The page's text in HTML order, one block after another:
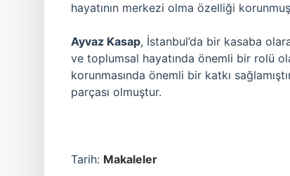
hayatının merkezi olma özelliği
Ayvaz Kasap, İstanbul’da bir kasaba
ve toplumsal hayatında önemli bir rolü
korunmasında önemli bir katkı
parçası olmuştur.
Tarih: Makaleler